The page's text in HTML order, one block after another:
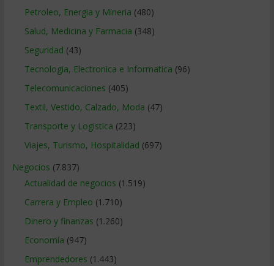
Petroleo, Energia y Mineria (480)
Salud, Medicina y Farmacia (348)
Seguridad (43)
Tecnologia, Electronica e Informatica (96)
Telecomunicaciones (405)
Textil, Vestido, Calzado, Moda (47)
Transporte y Logistica (223)
Viajes, Turismo, Hospitalidad (697)
Negocios (7.837)
Actualidad de negocios (1.519)
Carrera y Empleo (1.710)
Dinero y finanzas (1.260)
Economía (947)
Emprendedores (1.443)